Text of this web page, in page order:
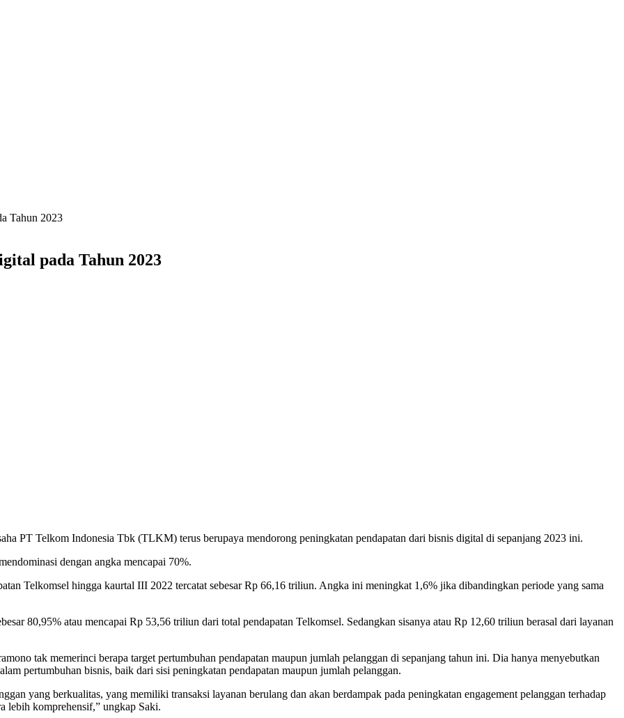
Tahun 2023
pada Tahun 2023
PT Telkom Indonesia Tbk (TLKM) terus berupaya mendorong peningkatan pendapatan dari bisnis digital di sepanjang 2023 ini.
dengan angka mencapai 70%.
Telkomsel hingga kaurtal III 2022 tercatat sebesar Rp 66,16 triliun. Angka ini meningkat 1,6% jika dibandingkan periode yang sama
80,95% atau mencapai Rp 53,56 triliun dari total pendapatan Telkomsel. Sedangkan sisanya atau Rp 12,60 triliun berasal dari layanan
tak memerinci berapa target pertumbuhan pendapatan maupun jumlah pelanggan di sepanjang tahun ini. Dia hanya menyebutkan
pertumbuhan bisnis, baik dari sisi peningkatan pendapatan maupun jumlah pelanggan.
yang berkualitas, yang memiliki transaksi layanan berulang dan akan berdampak pada peningkatan engagement pelanggan terhadap
lebih komprehensif,” ungkap Saki.